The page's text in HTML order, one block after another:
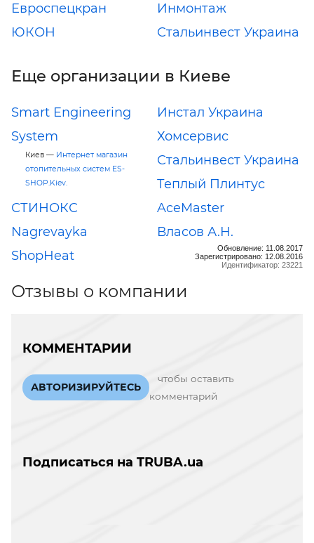
Евроспецкран
Инмонтаж
ЮКОН
Стальинвест Украина
Еще организации в Киеве
Smart Engineering
System
Киев — Интернет магазин
отопительных систем ES-
SHOP.Kiev.
Инстал Украина
Хомсервис
Стальинвест Украина
Теплый Плинтус
СТИНОКС
AceMaster
Nagrevayka
Власов А.Н.
ShopHeat
Обновление: 11.08.2017
Зарегистрировано: 12.08.2016
Идентификатор: 23221
Отзывы о компании
КОММЕНТАРИИ
АВТОРИЗИРУЙТЕСЬ
чтобы оставить
комментарий
Подписаться на TRUBA.ua